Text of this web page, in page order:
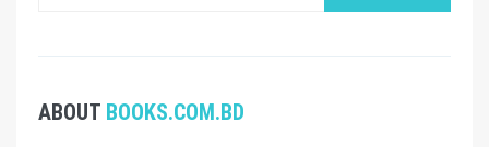
ABOUT BOOKS.COM.BD